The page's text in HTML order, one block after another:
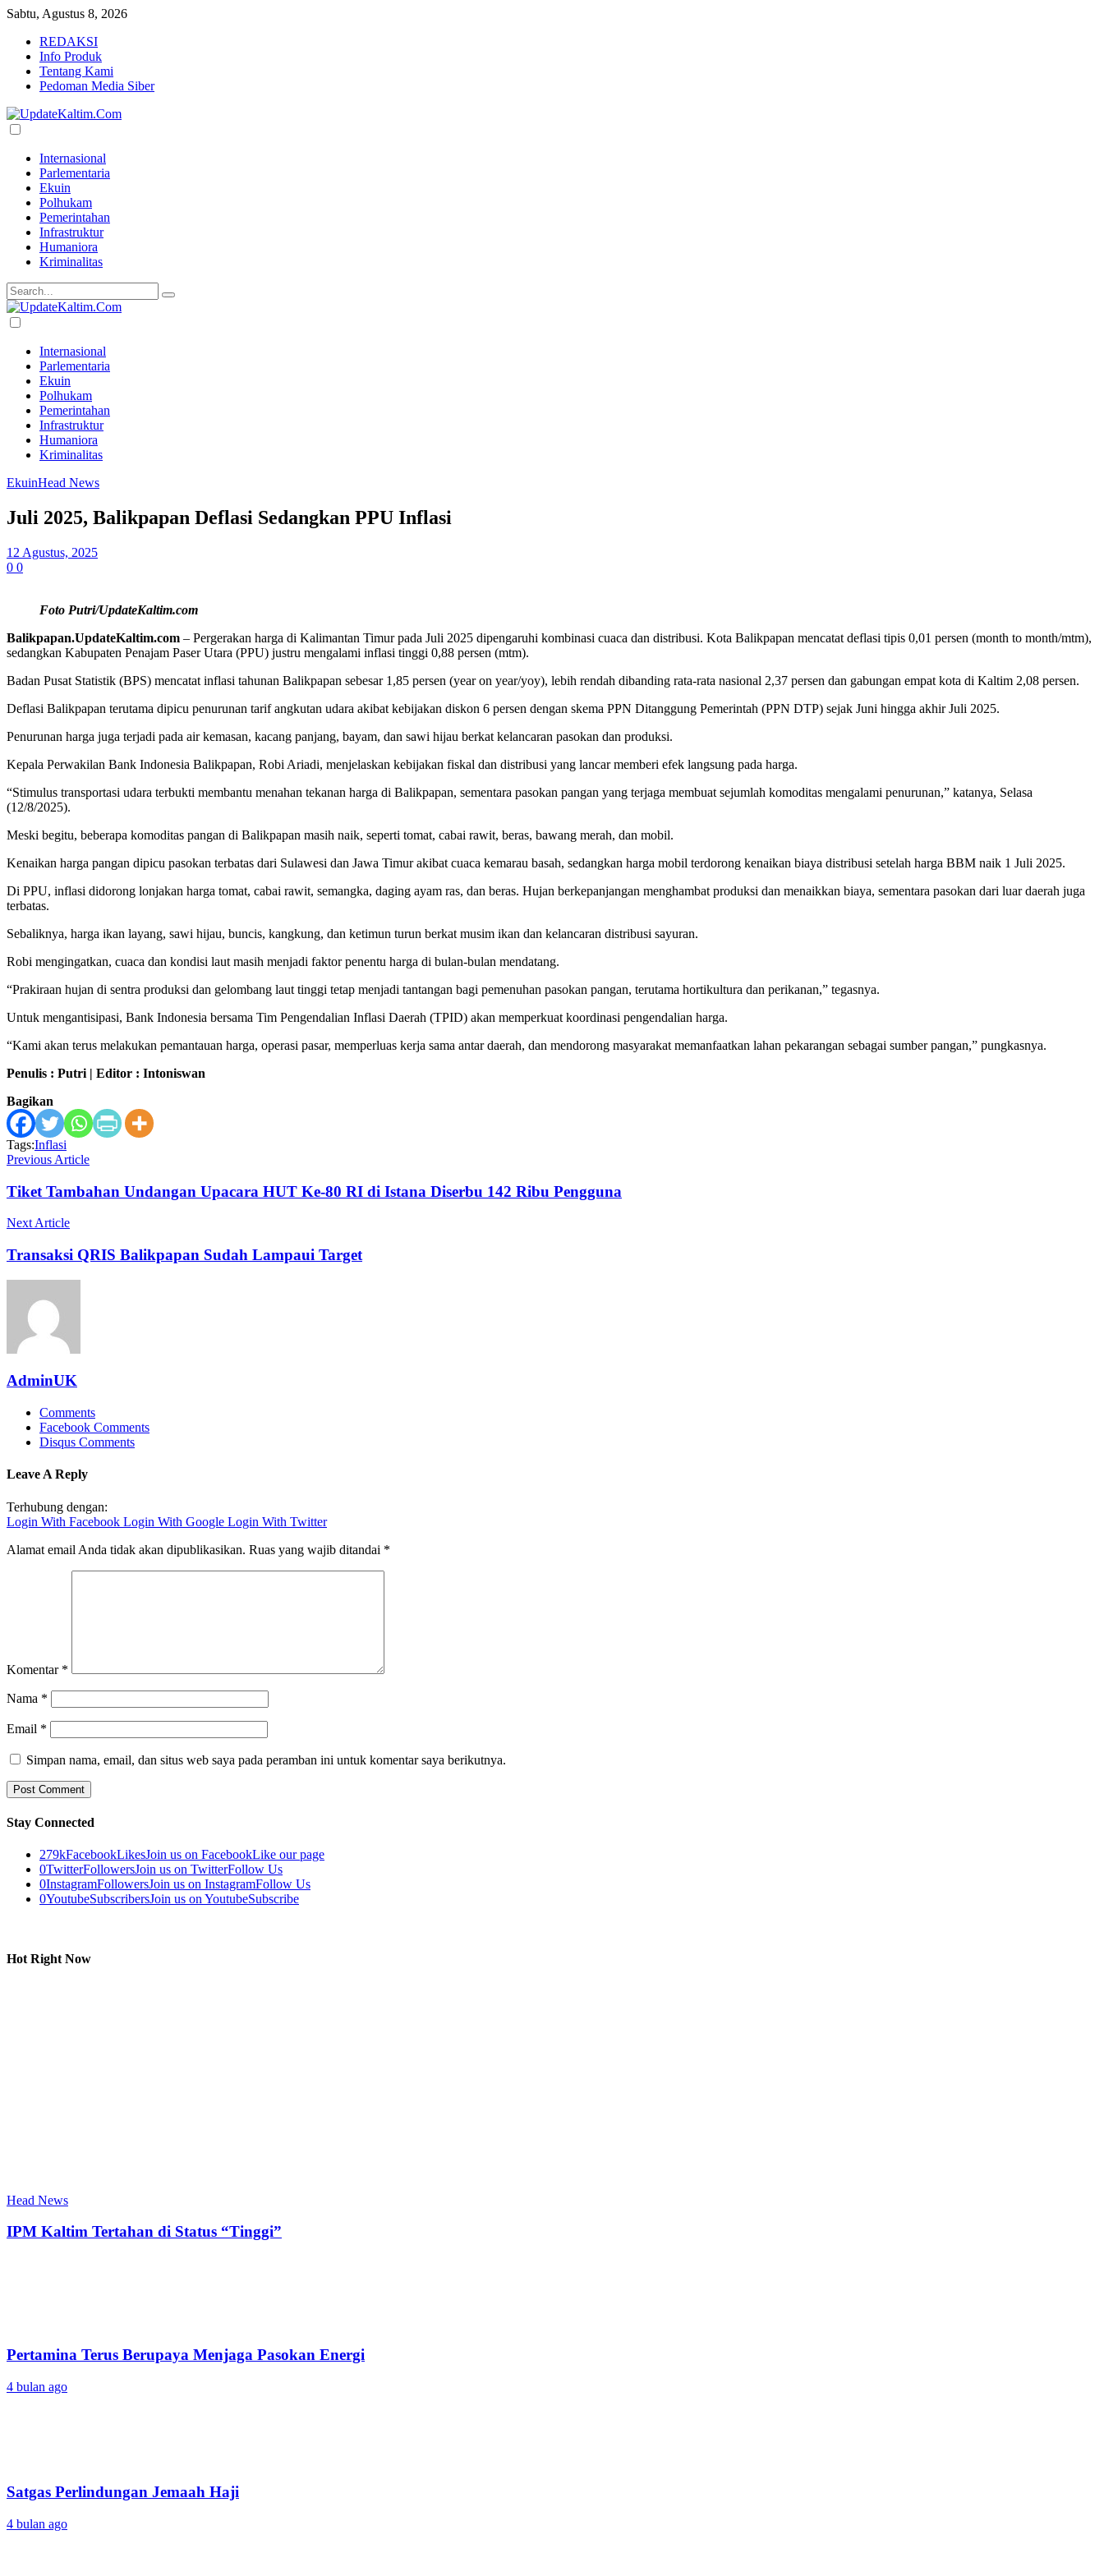
Sabtu, Agustus 8, 2026
REDAKSI
Info Produk
Tentang Kami
Pedoman Media Siber
Internasional
Parlementaria
Ekuin
Polhukam
Pemerintahan
Infrastruktur
Humaniora
Kriminalitas
Internasional
Parlementaria
Ekuin
Polhukam
Pemerintahan
Infrastruktur
Humaniora
Kriminalitas
EkuinHead News
Juli 2025, Balikpapan Deflasi Sedangkan PPU Inflasi
12 Agustus, 2025
0 0
Foto Putri/UpdateKaltim.com
Balikpapan.UpdateKaltim.com – Pergerakan harga di Kalimantan Timur pada Juli 2025 dipengaruhi kombinasi cuaca dan distribusi. Kota Balikpapan mencatat deflasi tipis 0,01 persen (month to month/mtm),
sedangkan Kabupaten Penajam Paser Utara (PPU) justru mengalami inflasi tinggi 0,88 persen (mtm).
Badan Pusat Statistik (BPS) mencatat inflasi tahunan Balikpapan sebesar 1,85 persen (year on year/yoy), lebih rendah dibanding rata-rata nasional 2,37 persen dan gabungan empat kota di Kaltim 2,08 persen.
Deflasi Balikpapan terutama dipicu penurunan tarif angkutan udara akibat kebijakan diskon 6 persen dengan skema PPN Ditanggung Pemerintah (PPN DTP) sejak Juni hingga akhir Juli 2025.
Penurunan harga juga terjadi pada air kemasan, kacang panjang, bayam, dan sawi hijau berkat kelancaran pasokan dan produksi.
Kepala Perwakilan Bank Indonesia Balikpapan, Robi Ariadi, menjelaskan kebijakan fiskal dan distribusi yang lancar memberi efek langsung pada harga.
“Stimulus transportasi udara terbukti membantu menahan tekanan harga di Balikpapan, sementara pasokan pangan yang terjaga membuat sejumlah komoditas mengalami penurunan,” katanya, Selasa
(12/8/2025).
Meski begitu, beberapa komoditas pangan di Balikpapan masih naik, seperti tomat, cabai rawit, beras, bawang merah, dan mobil.
Kenaikan harga pangan dipicu pasokan terbatas dari Sulawesi dan Jawa Timur akibat cuaca kemarau basah, sedangkan harga mobil terdorong kenaikan biaya distribusi setelah harga BBM naik 1 Juli 2025.
Di PPU, inflasi didorong lonjakan harga tomat, cabai rawit, semangka, daging ayam ras, dan beras. Hujan berkepanjangan menghambat produksi dan menaikkan biaya, sementara pasokan dari luar daerah juga
terbatas.
Sebaliknya, harga ikan layang, sawi hijau, buncis, kangkung, dan ketimun turun berkat musim ikan dan kelancaran distribusi sayuran.
Robi mengingatkan, cuaca dan kondisi laut masih menjadi faktor penentu harga di bulan-bulan mendatang.
“Prakiraan hujan di sentra produksi dan gelombang laut tinggi tetap menjadi tantangan bagi pemenuhan pasokan pangan, terutama hortikultura dan perikanan,” tegasnya.
Untuk mengantisipasi, Bank Indonesia bersama Tim Pengendalian Inflasi Daerah (TPID) akan memperkuat koordinasi pengendalian harga.
“Kami akan terus melakukan pemantauan harga, operasi pasar, memperluas kerja sama antar daerah, dan mendorong masyarakat memanfaatkan lahan pekarangan sebagai sumber pangan,” pungkasnya.
Penulis : Putri | Editor : Intoniswan
Bagikan
Tags:Inflasi
Previous Article
Tiket Tambahan Undangan Upacara HUT Ke-80 RI di Istana Diserbu 142 Ribu Pengguna
Next Article
Transaksi QRIS Balikpapan Sudah Lampaui Target
AdminUK
Comments
Facebook Comments
Disqus Comments
Leave A Reply
Terhubung dengan:
Login With Facebook Login With Google Login With Twitter
Alamat email Anda tidak akan dipublikasikan. Ruas yang wajib ditandai *
Komentar *
Nama *
Email *
Simpan nama, email, dan situs web saya pada peramban ini untuk komentar saya berikutnya.
Stay Connected
279kFacebookLikesJoin us on FacebookLike our page
0TwitterFollowersJoin us on TwitterFollow Us
0InstagramFollowersJoin us on InstagramFollow Us
0YoutubeSubscribersJoin us on YoutubeSubscribe
Hot Right Now
Head News
IPM Kaltim Tertahan di Status “Tinggi”
Pertamina Terus Berupaya Menjaga Pasokan Energi
4 bulan ago
Satgas Perlindungan Jemaah Haji
4 bulan ago